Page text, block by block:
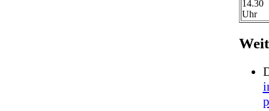
14.30
Uhr